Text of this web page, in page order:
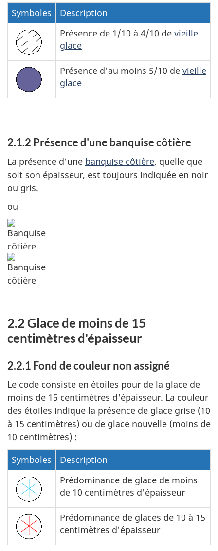
Symboles
Description
Présence de 1/10 à 4/10 de vieille
glace
Présence d'au moins 5/10 de vieille
glace
2.1.2 Présence d'une banquise côtière
La présence d'une banquise côtière, quelle que
soit son épaisseur, est toujours indiquée en noir
ou gris.
ou
2.2 Glace de moins de 15
centimètres d'épaisseur
2.2.1 Fond de couleur non assigné
Le code consiste en étoiles pour de la glace de
moins de 15 centimètres d'épaisseur. La couleur
des étoiles indique la présence de glace grise (10
à 15 centimètres) ou de glace nouvelle (moins de
10 centimètres) :
Symboles
Description
Prédominance de glace de moins
de 10 centimètres d'épaisseur
Prédominance de glaces de 10 à 15
centimètres d'épaisseur